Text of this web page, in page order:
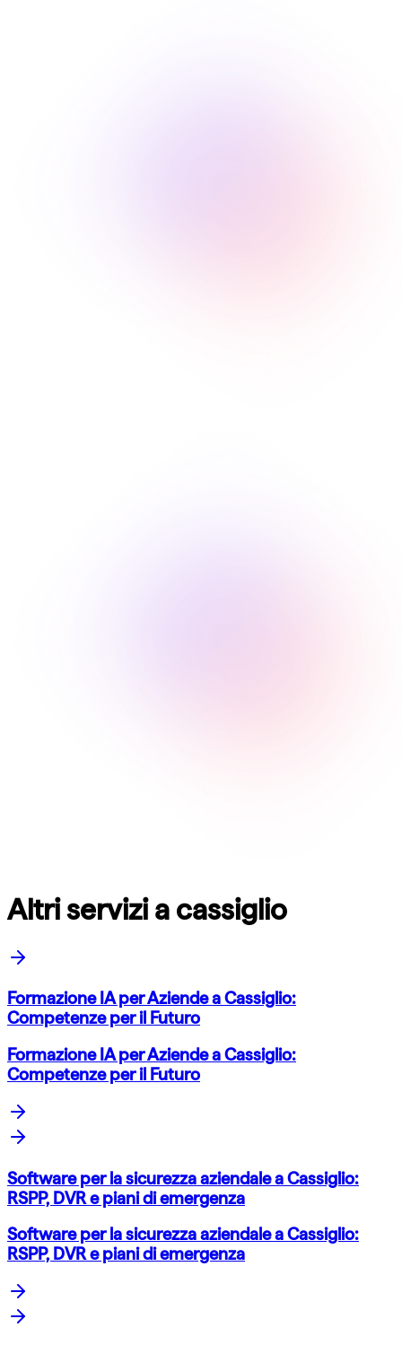
Altri servizi a cassiglio
Formazione IA per Aziende a Cassiglio:
Competenze per il Futuro
Formazione IA per Aziende a Cassiglio:
Competenze per il Futuro
Software per la sicurezza aziendale a Cassiglio:
RSPP, DVR e piani di emergenza
Software per la sicurezza aziendale a Cassiglio:
RSPP, DVR e piani di emergenza